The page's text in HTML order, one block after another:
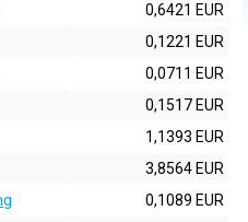
0,6421 EUR
0,1221 EUR
0,0711 EUR
0,1517 EUR
1,1393 EUR
3,8564 EUR
0,1089 EUR